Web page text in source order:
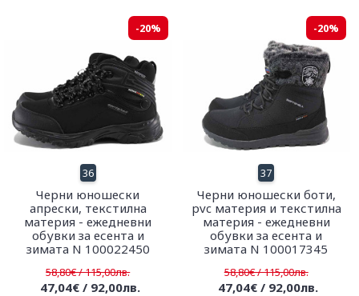
-20%
36
Черни юношески
апрески, текстилна
материя - ежедневни
обувки за есента и
зимата N 100022450
58,80€ / 115,00лв.
47,04€ / 92,00лв.
-20%
37
Черни юношески боти,
pvc материя и текстилна
материя - ежедневни
обувки за есента и
зимата N 100017345
58,80€ / 115,00лв.
47,04€ / 92,00лв.